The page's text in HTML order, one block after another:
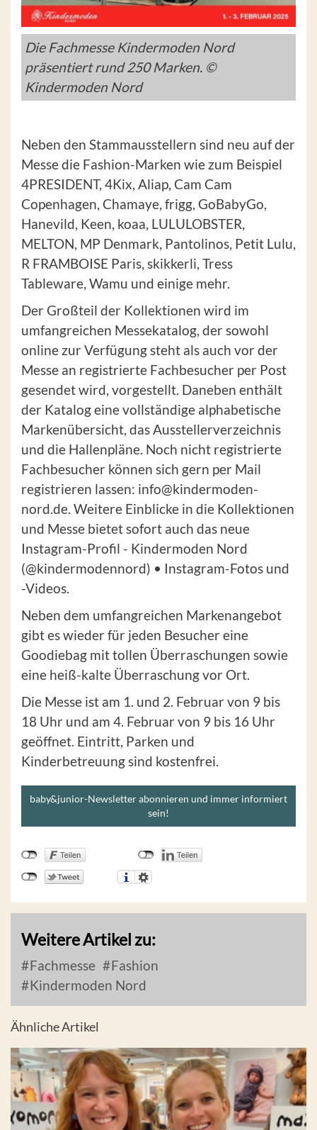
Die Fachmesse Kindermoden Nord
präsentiert rund 250 Marken. ©
Kindermoden Nord
Neben den Stammausstellern sind neu auf der
Messe die Fashion-Marken wie zum Beispiel
4PRESIDENT, 4Kix, Aliap, Cam Cam
Copenhagen, Chamaye, frigg, GoBabyGo,
Hanevild, Keen, koaa, LULULOBSTER,
MELTON, MP Denmark, Pantolinos, Petit Lulu,
R FRAMBOISE Paris, skikkerli, Tress
Tableware, Wamu und einige mehr.
Der Großteil der Kollektionen wird im
umfangreichen Messekatalog, der sowohl
online zur Verfügung steht als auch vor der
Messe an registrierte Fachbesucher per Post
gesendet wird, vorgestellt. Daneben enthält
der Katalog eine vollständige alphabetische
Markenübersicht, das Ausstellerverzeichnis
und die Hallenpläne. Noch nicht registrierte
Fachbesucher können sich gern per Mail
registrieren lassen: info@kindermoden-
nord.de. Weitere Einblicke in die Kollektionen
und Messe bietet sofort auch das neue
Instagram-Profil - Kindermoden Nord
(@kindermodennord) • Instagram-Fotos und
-Videos.
Neben dem umfangreichen Markenangebot
gibt es wieder für jeden Besucher eine
Goodiebag mit tollen Überraschungen sowie
eine heiß-kalte Überraschung vor Ort.
Die Messe ist am 1. und 2. Februar von 9 bis
18 Uhr und am 4. Februar von 9 bis 16 Uhr
geöffnet. Eintritt, Parken und
Kinderbetreuung sind kostenfrei.
baby&junior-Newsletter abonnieren und immer informiert
sein!
Weitere Artikel zu:
Fachmesse
Fashion
Kindermoden Nord
Ähnliche Artikel